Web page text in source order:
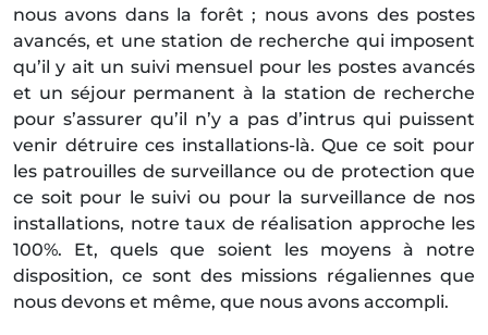
nous avons dans la forêt ; nous avons des postes
avancés, et une station de recherche qui imposent
qu’il y ait un suivi mensuel pour les postes avancés
et un séjour permanent à la station de recherche
pour s’assurer qu’il n’y a pas d’intrus qui puissent
venir détruire ces installations-là. Que ce soit pour
les patrouilles de surveillance ou de protection que
ce soit pour le suivi ou pour la surveillance de nos
installations, notre taux de réalisation approche les
100%. Et, quels que soient les moyens à notre
disposition, ce sont des missions régaliennes que
nous devons et même, que nous avons accompli.